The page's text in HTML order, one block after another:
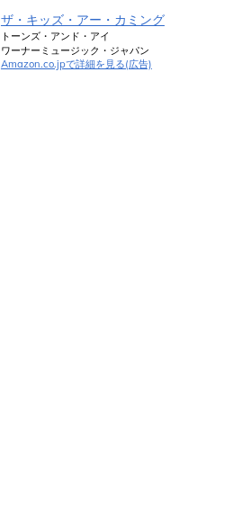
ザ・キッズ・アー・カミング
トーンズ・アンド・アイ
ワーナーミュージック・ジャパン
Amazon.co.jpで詳細を見る(広告)